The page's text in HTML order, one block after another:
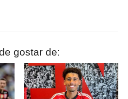
gostar de: